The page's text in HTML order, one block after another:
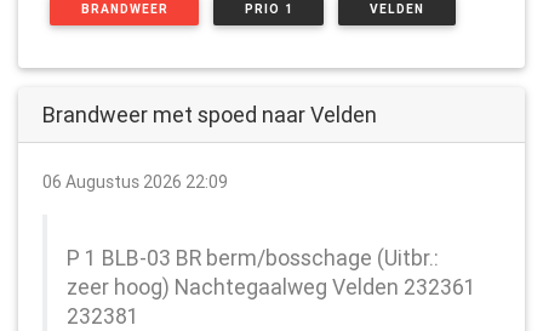
BRANDWEER PRIO 1 VELDEN
Brandweer met spoed naar Velden
06 Augustus 2026 22:09
P 1 BLB-03 BR berm/bosschage (Uitbr.:
zeer hoog) Nachtegaalweg Velden 232361
232381